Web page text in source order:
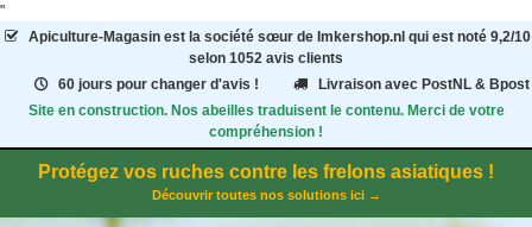
"
Apiculture-Magasinest la société sœur de Imkershop.nl qui est noté 9,2/10
selon 1052 avis clients
60 jours pour changer d'avis !
Livraison avec PostNL & Bpost
Site en construction. Nos abeilles traduisent le contenu. Merci de votre
compréhension !
Protégez vos ruches contre les frelons asiatiques !
Découvrir toutes nos solutions ici →